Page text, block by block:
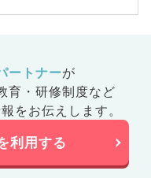
ートナーが
育・研修制度など
をお伝えします。
利用する